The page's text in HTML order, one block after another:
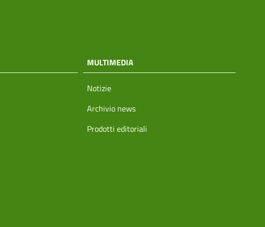
MULTIMEDIA
Notizie
Archivio news
Prodotti editoriali